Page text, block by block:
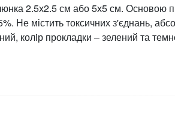
2.5х2.5 см або 5х5 см. Основою
Не містить токсичних з'єднань,
колiр прокладки – зелений та